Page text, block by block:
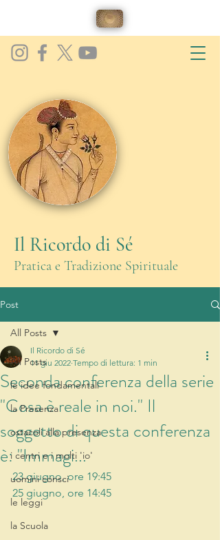
Il Ricordo di Sé
Pratica e Tradizione Spirituale
Post
All Posts
le idee fondamentali
la Presenza
ostacoli alla presenza
i centri e i molti 'io'
uomini consci
le leggi
la Scuola
All Posts
Seconda conferenza della serie
"Cosa è reale in noi." Il
soggetto di questa conferenza
è: "Immagi...
Il Ricordo di Sé
11 giu 2022 Tempo di lettura: 1 min
23 giugno, ore 19:45
25 giugno, ore 14:45